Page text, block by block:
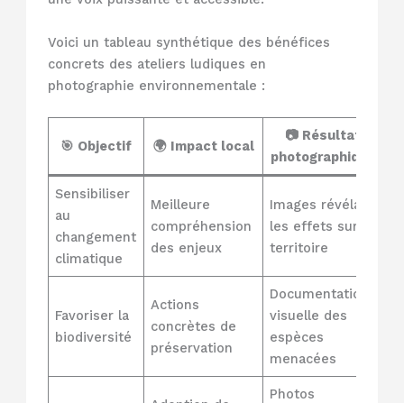
Voici un tableau synthétique des bénéfices
concrets des ateliers ludiques en
photographie environnementale :
🎯 Objectif 🌍 Impact local
📷 Résultat
photographique
Sensibiliser
au
changement
climatique
Meilleure
compréhension
des enjeux
Images révélant
les effets sur le
territoire
Favoriser la
biodiversité
Actions
concrètes de
préservation
Documentation
visuelle des
espèces
menacées
Photos